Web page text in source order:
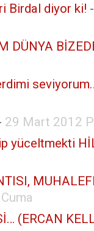
Birdal diyor ki!
DÜNYA
29 Mart 2012
yüceltmekti
(ERCAN